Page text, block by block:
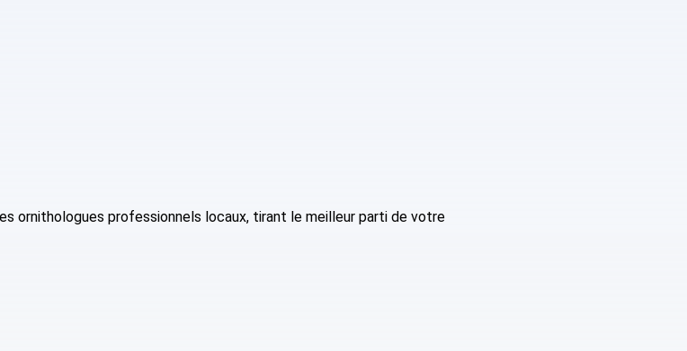
ornithologues professionnels locaux, tirant le meilleur parti de votre